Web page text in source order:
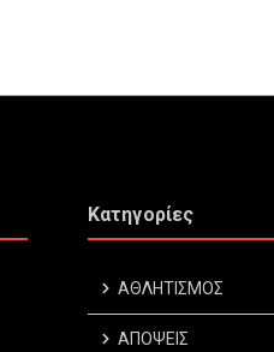
Κατηγορίες
ΑΘΛΗΤΙΣΜΟΣ
ΑΠΟΨΕΙΣ